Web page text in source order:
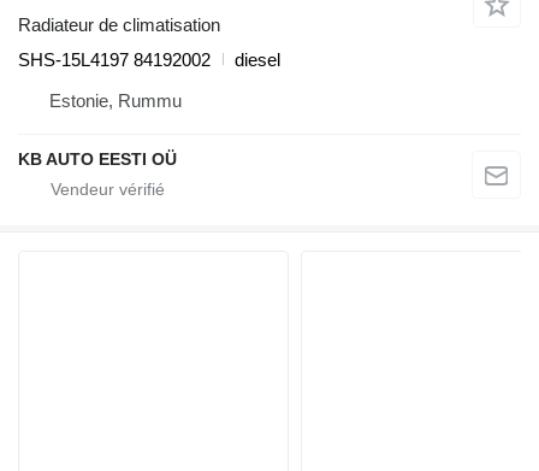
Radiateur de climatisation
SHS-15L4197 84192002
diesel
Estonie, Rummu
KB AUTO EESTI OÜ